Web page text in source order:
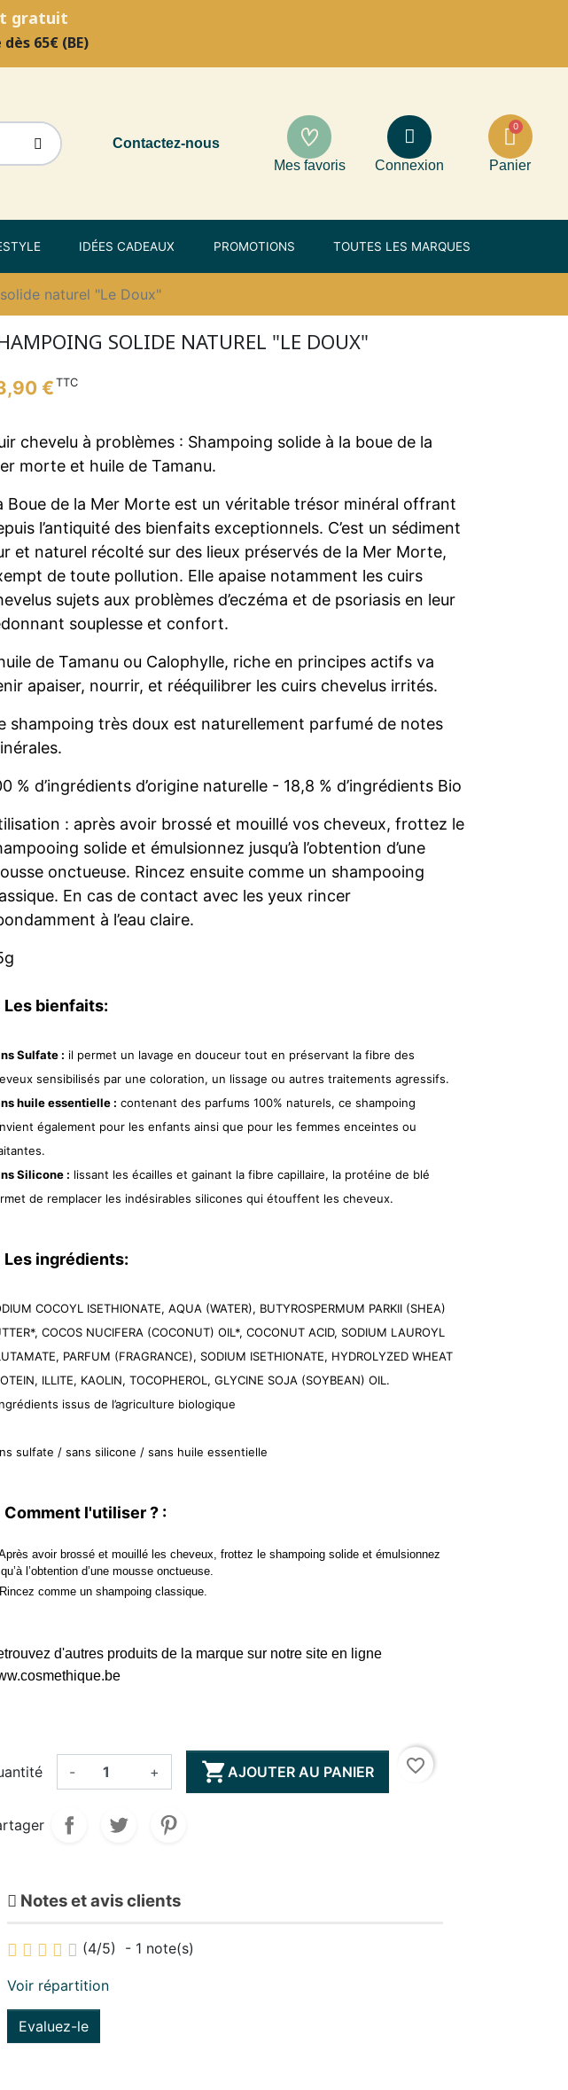
gratuit
65€ (BE)
Contactez-nous
Mes favoris
Connexion Panier
IDÉES CADEAUX PROMOTIONS TOUTES LES MARQUES
naturel "Le Doux"
SOLIDE NATUREL "LE DOUX"
€ TTC
chevelu à problèmes : Shampoing solide à la boue de la
morte et huile de Tamanu.
Boue de la Mer Morte est un véritable trésor minéral offrant
l’antiquité des bienfaits exceptionnels. C’est un sédiment
et naturel récolté sur des lieux préservés de la Mer Morte,
de toute pollution. Elle apaise notamment les cuirs
sujets aux problèmes d’eczéma et de psoriasis en leur
souplesse et confort.
de Tamanu ou Calophylle, riche en principes actifs va
apaiser, nourrir, et rééquilibrer les cuirs chevelus irrités.
shampoing très doux est naturellement parfumé de notes
% d’ingrédients d’origine naturelle - 18,8 % d’ingrédients Bio
: après avoir brossé et mouillé vos cheveux, frottez le
solide et émulsionnez jusqu’à l’obtention d’une
onctueuse. Rincez ensuite comme un shampooing
En cas de contact avec les yeux rincer
à l’eau claire.
Les bienfaits:
Sulfate : il permet un lavage en douceur tout en préservant la fibre des
sensibilisés par une coloration, un lissage ou autres traitements agressifs.
huile essentielle : contenant des parfums 100% naturels, ce shampoing
également pour les enfants ainsi que pour les femmes enceintes ou
Silicone : lissant les écailles et gainant la fibre capillaire, la protéine de blé
de remplacer les indésirables silicones qui étouffent les cheveux.
Les ingrédients:
COCOYL ISETHIONATE, AQUA (WATER), BUTYROSPERMUM PARKII (SHEA)
COCOS NUCIFERA (COCONUT) OIL*, COCONUT ACID, SODIUM LAUROYL
PARFUM (FRAGRANCE), SODIUM ISETHIONATE, HYDROLYZED WHEAT
ILLITE, KAOLIN, TOCOPHEROL, GLYCINE SOJA (SOYBEAN) OIL.
issus de l’agriculture biologique
sulfate / sans silicone / sans huile essentielle
Comment l'utiliser ? :
avoir brossé et mouillé les cheveux, frottez le shampoing solide et émulsionnez
l’obtention d’une mousse onctueuse.
comme un shampoing classique.
d'autres produits de la marque sur notre site en ligne
be
- + AJOUTER AU PANIER favorite_border
Notes et avis clients
(4/5) - 1 note(s)
Voir répartition
Evaluez-le